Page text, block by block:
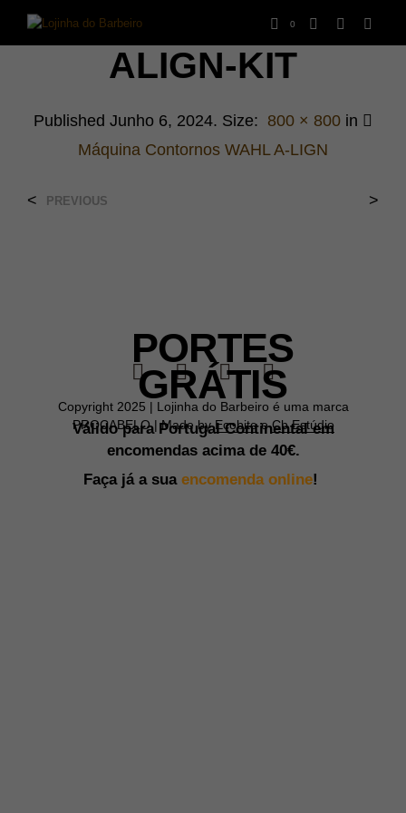
0
ALIGN-KIT
Published Junho 6, 2024. Size: 800 × 800 in
Máquina Contornos WAHL A-LIGN
< PREVIOUS >
Copyright 2025 | Lojinha do Barbeiro é uma marca
PROCABELO | Made byEcobiteeCb Estúdio
PORTES
GRÁTIS
Válido para Portugal Continental em
encomendas acima de 40€.
Faça já a sua encomenda online!